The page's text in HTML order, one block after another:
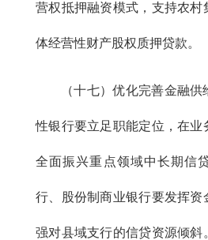
营权抵押融资模式，支持农村
体经营性财产股权质押贷款。
（十七）优化完善金融
性银行要立足职能定位，在业
全面振兴重点领域中长期信
行、股份制商业银行要发挥资
强对县域支行的信贷资源倾斜